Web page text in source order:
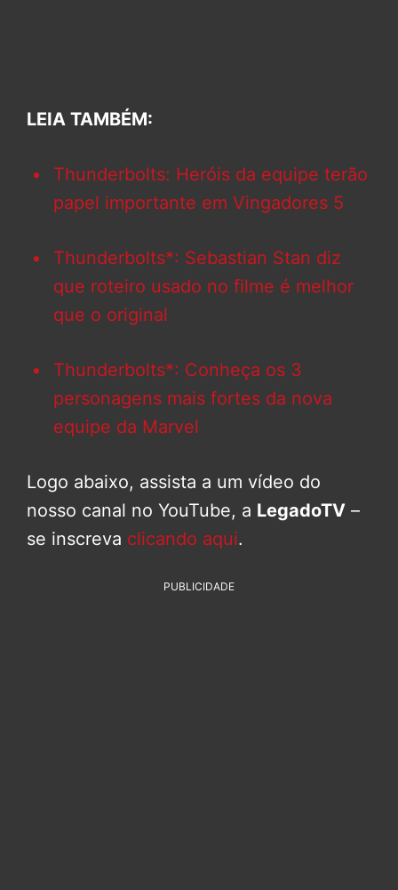
LEIA TAMBÉM:
Thunderbolts: Heróis da equipe terão
papel importante em Vingadores 5
Thunderbolts*: Sebastian Stan diz
que roteiro usado no filme é melhor
que o original
Thunderbolts*: Conheça os 3
personagens mais fortes da nova
equipe da Marvel
Logo abaixo, assista a um vídeo do
nosso canal no YouTube, a LegadoTV –
se inscreva clicando aqui.
PUBLICIDADE